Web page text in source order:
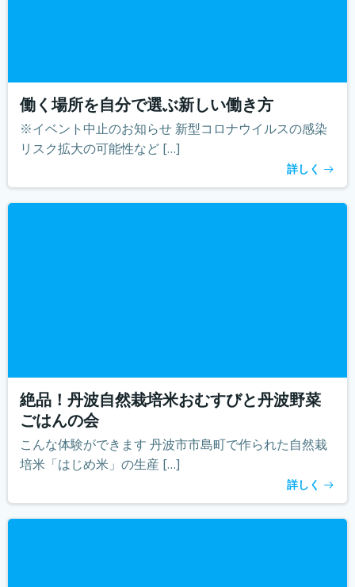
働く場所を自分で選ぶ新しい働き方
※イベント中止のお知らせ 新型コロナウイルスの感染
リスク拡大の可能性など […]
詳しく
絶品！丹波自然栽培米おむすびと丹波野菜
ごはんの会
こんな体験ができます 丹波市市島町で作られた自然栽
培米「はじめ米」の生産 […]
詳しく